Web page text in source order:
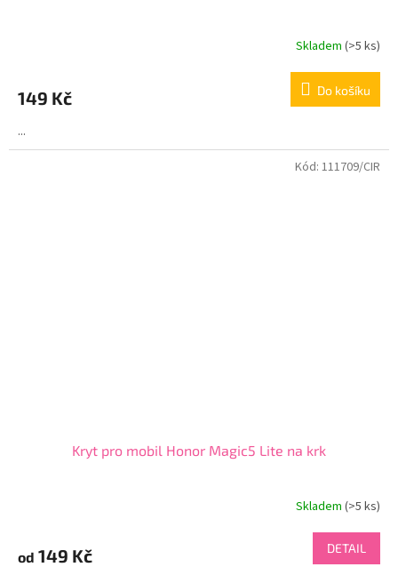
Skladem (>5 ks)
149 Kč Do košíku
...
Kryt pro mobil Honor Magic5 Lite na krk
Skladem (>5 ks)
od 149 Kč DETAIL
Kód: 111709/CIR